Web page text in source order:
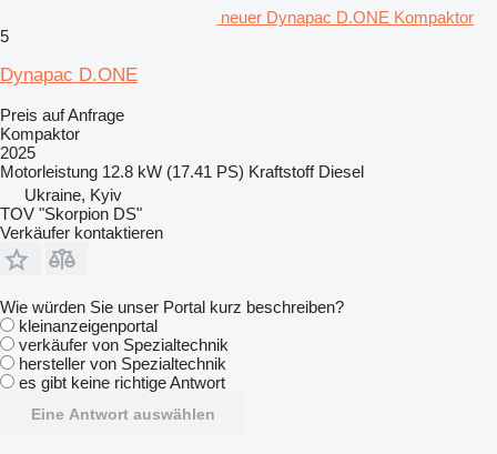
neuer Dynapac D.ONE Kompaktor
5
Dynapac D.ONE
Preis auf Anfrage
Kompaktor
2025
Motorleistung 12.8 kW (17.41 PS) Kraftstoff Diesel
Ukraine, Kyiv
TOV "Skorpion DS"
Verkäufer kontaktieren
Wie würden Sie unser Portal kurz beschreiben?
kleinanzeigenportal
verkäufer von Spezialtechnik
hersteller von Spezialtechnik
es gibt keine richtige Antwort
Eine Antwort auswählen